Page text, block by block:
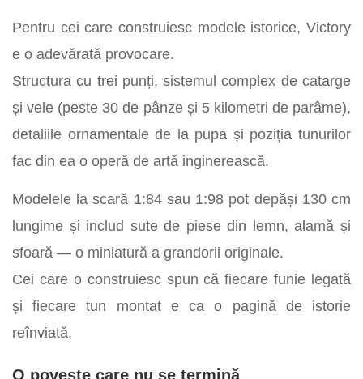
Pentru cei care construiesc modele istorice, Victory
e o adevărată provocare.
Structura cu trei punți, sistemul complex de catarge
și vele (peste 30 de pânze și 5 kilometri de parâme),
detaliile ornamentale de la pupa și poziția tunurilor
fac din ea o operă de artă inginerească.
Modelele la scară 1:84 sau 1:98 pot depăși 130 cm
lungime și includ sute de piese din lemn, alamă și
sfoară — o miniatură a grandorii originale.
Cei care o construiesc spun că fiecare funie legată
și fiecare tun montat e ca o pagină de istorie
reînviată.
O poveste care nu se termină